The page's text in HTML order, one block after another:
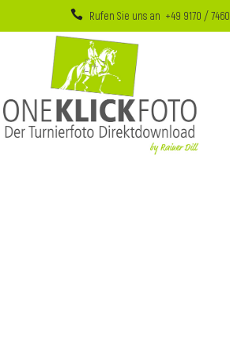
Rufen Sie uns an +49 9170 / 7460